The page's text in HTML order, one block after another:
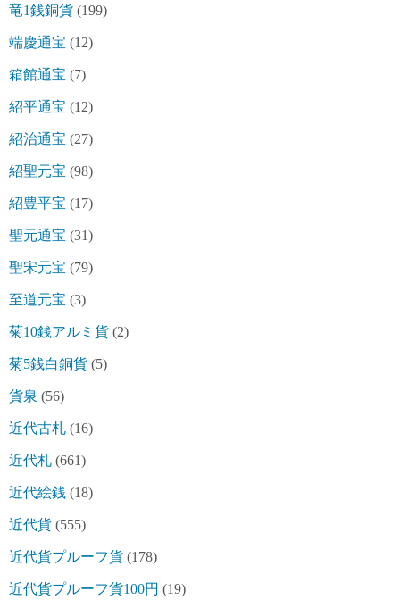
竜1銭銅貨 (199)
端慶通宝 (12)
箱館通宝 (7)
紹平通宝 (12)
紹治通宝 (27)
紹聖元宝 (98)
紹豊平宝 (17)
聖元通宝 (31)
聖宋元宝 (79)
至道元宝 (3)
菊10銭アルミ貨 (2)
菊5銭白銅貨 (5)
貨泉 (56)
近代古札 (16)
近代札 (661)
近代絵銭 (18)
近代貨 (555)
近代貨プルーフ貨 (178)
近代貨プルーフ貨100円 (19)